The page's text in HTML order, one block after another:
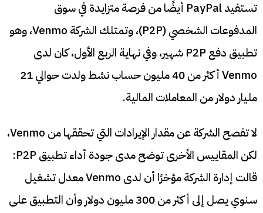
تستفيد PayPal أيضًا من فرصة متزايدة في سوق
المدفوعات الشخصي (P2P)، وتمتلك الشركة Venmo، وهو
تطبيق دفع P2P شهير، وفي نهاية الربع الأول، كان لدى
Venmo أكثر من 40 مليون حساب نشط ولدت حوالي 21
مليار دولار من المعاملات المالية.
لا تفصح الشركة عن مقدار الإيرادات التي تحققها من Venmo،
لكن المقاييس الأخرى توضح مدى جودة أداء تطبيق P2P:
قالت إدارة الشركة مؤخرًا أن لدى Venmo معدل تشغيل
سنوي يصل إلى أكثر من 300 مليون دولار وأن التطبيق على